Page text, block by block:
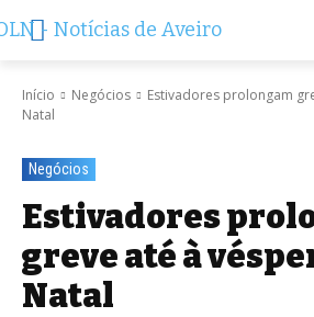
Início Negócios
Estivadores prolongam
Natal
Negócios
Estivadores
greve até à
Natal